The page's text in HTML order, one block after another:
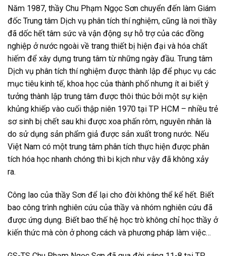
Năm 1987, thầy Chu Phạm Ngọc Sơn chuyển đến làm Giám
đốc Trung tâm Dịch vụ phân tích thí nghiệm, cũng là nơi thầy
đã dốc hết tâm sức và vận động sự hỗ trợ của các đồng
nghiệp ở nước ngoài về trang thiết bị hiện đại và hóa chất
hiếm để xây dựng trung tâm từ những ngày đầu. Trung tâm
Dịch vụ phân tích thí nghiệm được thành lập để phục vụ các
mục tiêu kinh tế, khoa học của thành phố nhưng ít ai biết ý
tưởng thành lập trung tâm được thôi thúc bởi một sự kiện
khủng khiếp vào cuối thập niên 1970 tại TP HCM – nhiều trẻ
sơ sinh bị chết sau khi được xoa phấn rôm, nguyên nhân là
do sử dụng sản phẩm giả được sản xuất trong nước. Nếu
Việt Nam có một trung tâm phân tích thực hiện được phân
tích hóa học nhanh chóng thì bi kịch như vậy đã không xảy
ra.
Công lao của thầy Sơn để lại cho đời không thể kể hết. Biết
bao công trình nghiên cứu của thầy và nhóm nghiên cứu đã
được ứng dụng. Biết bao thế hệ học trò không chỉ học thầy ở
kiến thức mà còn ở phong cách và phương pháp làm việc…